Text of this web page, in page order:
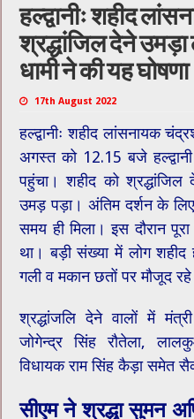
हल्द्वानीः शहीद
श्रद्धांजिल देने उमड़ा
धामी ने की यह घोषणा
17th August 2022
हल्द्वानीः शहीद लांसनायक
अगस्त को 12.15 बजे
पहुंचा। शहीद को
उमड़ पड़ा। अंतिम दर्शन के
समय ही मिला। इस दौरान
था। बड़ी संख्या में लोग शहीद
गली व मकान छतों पर मौजूद
श्रद्धांजलि देने वालों में
जोगेन्द्र सिंह रौतेला,
विधायक राम सिंह कैड़ा समेत
सीएम ने श्रद्धा सुमन